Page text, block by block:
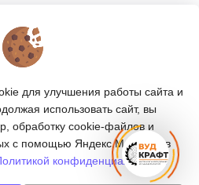
для улучшения работы сайта и
использовать сайт, вы
обработку cookie-файлов и
с помощью Яндекс.Метрика, в
конфиденциальности.